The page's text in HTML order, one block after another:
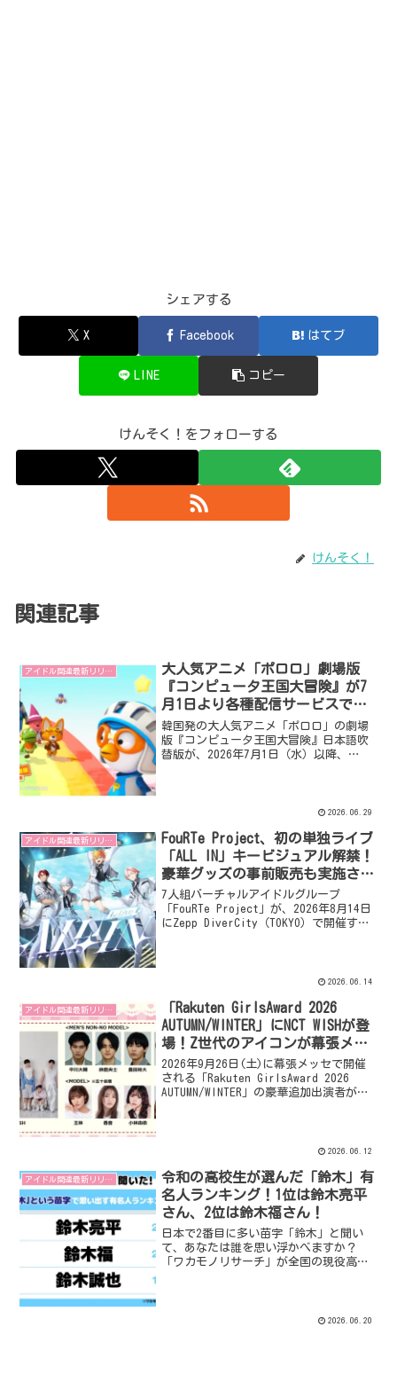
シェアする
X Facebook はてブ
LINE コピー
けんそく！をフォローする
けんそく！
関連記事
アイドル関連最新リリース
大人気アニメ「ポロロ」劇場版
『コンピュータ王国大冒険』が7
月1日より各種配信サービスでス
タート！次回作オーディションも
開催！
韓国発の大人気アニメ「ポロロ」の劇場
版『コンピュータ王国大冒険』日本語吹
替版が、2026年7月1日（水）以降、
グループ「清麗使命女子」や船ヶ山哲が
版 ポロロ 恐竜島大冒険』の日本語吹替
版オーディションも同日よりスタートし
ます。
2026.06.29
アイドル関連最新リリース
FouRTe Project、初の単独ライブ
「ALL IN」キービジュアル解禁！
豪華グッズの事前販売も実施され
ました！
7人組バーチャルアイドルグループ
「FouRTe Project」が、2026年8月14日
にZepp DiverCity（TOKYO）で開催する
始。ライブへの「ALL IN」という熱い決
ます！
2026.06.14
アイドル関連最新リリース
「Rakuten GirlsAward 2026
AUTUMN/WINTER」にNCT WISHが登
場！Z世代のアイコンが幕張メッ
セを熱狂させる！
2026年9月26日(土)に幕張メッセで開催
される「Rakuten GirlsAward 2026
AUTUMN/WINTER」の豪華追加出演者が発
か、創刊40周年を迎えるMEN’S NON-NO
をはじめとする専属モデルが大集結。さ
らに、王林さん、香音さん、小林由依さ
ん、ゆうちゃみさんといった人気モデル
たちがランウェイを華やかに彩ります。
今年のイベントテーマは『Love
Me!!!』。見どころ満載のステージに期待
が高まりますね！
2026.06.12
アイドル関連最新リリース
令和の高校生が選んだ「鈴木」有
名人ランキング！1位は鈴木亮平
さん、2位は鈴木福さん！
日本で2番目に多い苗字「鈴木」と聞い
て、あなたは誰を思い浮かべますか？
「ワカモノリサーチ」が全国の現役高校
僅差で1位に輝き、鈴木福さんが2位に続
2026.06.20